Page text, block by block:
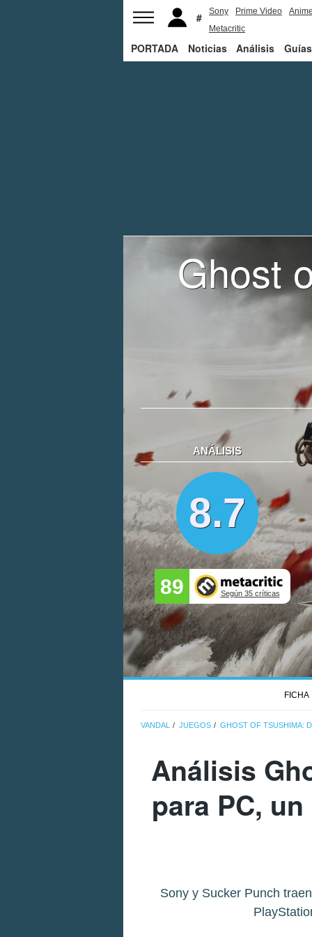
Sony Prime Video
Metacritic
PORTADA Noticias Análisis Guías
Ghost
ANÁLISIS
8.7
89 Según 35 críticas
FICHA
VANDAL JUEGOS GHOST OF TSUSHIMA:
Análisis
para PC,
Sony y Sucker Punch